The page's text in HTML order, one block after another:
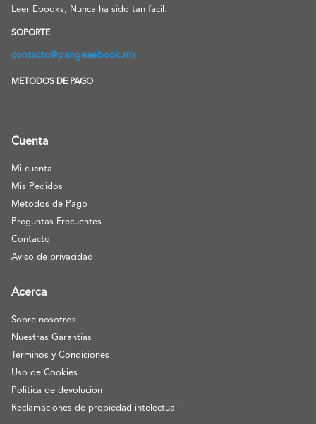
Leer Ebooks, Nunca ha sido tan facil.
SOPORTE
contacto@pangeaebook.mx
METODOS DE PAGO
Cuenta
Mi cuenta
Mis Pedidos
Metodos de Pago
Preguntas Frecuentes
Contacto
Aviso de privacidad
Acerca
Sobre nosotros
Nuestras Garantías
Términos y Condiciones
Uso de Cookies
Politica de devolucion
Reclamaciones de propiedad intelectual